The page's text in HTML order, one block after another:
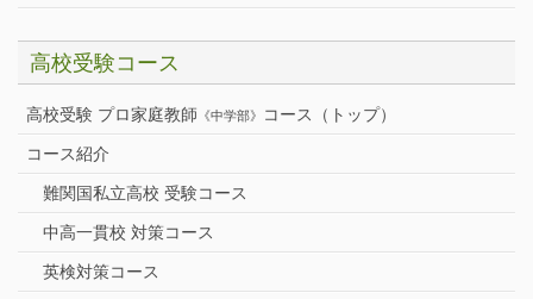
高校受験コース
高校受験 プロ家庭教師 《中学部》 コース（トップ）
コース紹介
難関国私立高校 受験コース
中高一貫校 対策コース
英検対策コース